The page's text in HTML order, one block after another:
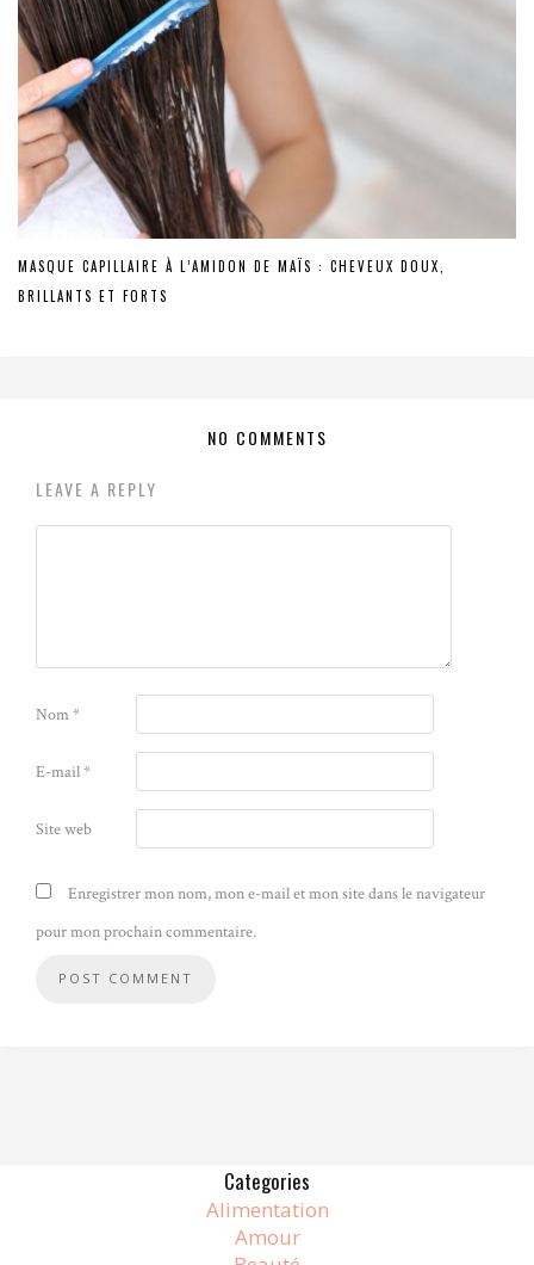
MASQUE CAPILLAIRE À L’AMIDON DE MAÏS : CHEVEUX DOUX,
BRILLANTS ET FORTS
NO COMMENTS
LEAVE A REPLY
Nom*
E-mail*
Site web
Enregistrer mon nom, mon e-mail et mon site dans le navigateur
pour mon prochain commentaire.
Categories
Alimentation
Amour